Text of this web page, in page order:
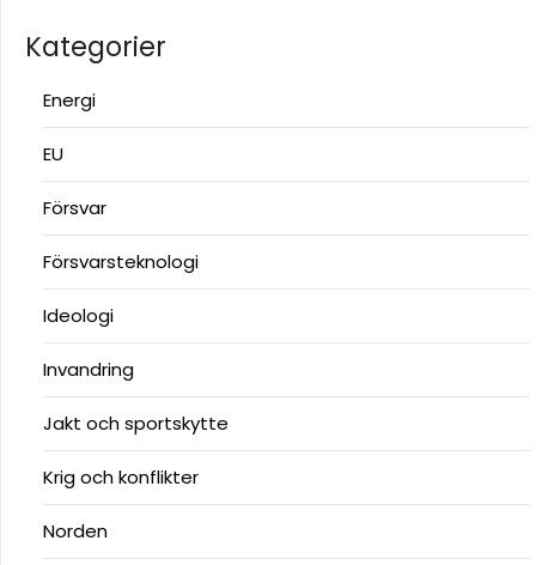
Kategorier
Energi
EU
Försvar
Försvarsteknologi
Ideologi
Invandring
Jakt och sportskytte
Krig och konflikter
Norden